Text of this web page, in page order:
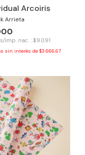
Arcoiris
Arrieta
imp. nac. : $9.091
sin interés de $3.666,67